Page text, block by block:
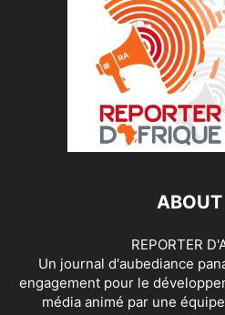
REPORTER
Un journal d'aubediance
engagement pour le
média animé par une